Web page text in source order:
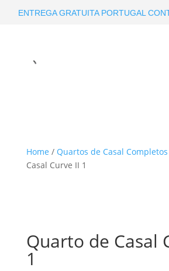
ENTREGA GRATUITA PORTUGAL
Home / Quartos de Casal Completos
Casal Curve II 1
Quarto de Casal
1